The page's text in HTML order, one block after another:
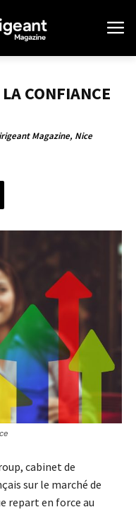
CONFIANCE
Magazine, Nice
cabinet de
sur le marché de
repart en force au